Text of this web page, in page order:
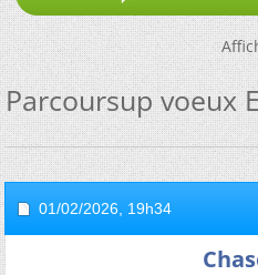
Parcoursup voeux
01/02/2026, 19h34